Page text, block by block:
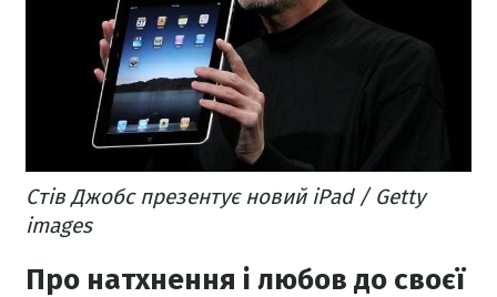
Стів Джобс презентує новий iPad / Getty
images
Про натхнення і любов до своєї